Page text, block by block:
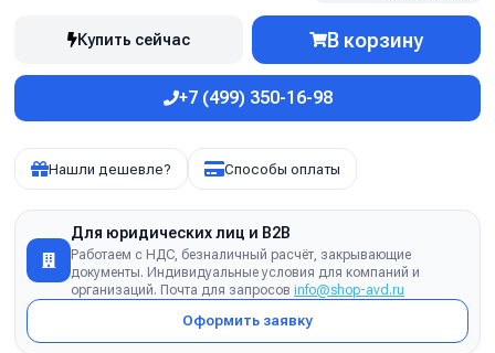
Купить сейчас В корзину
+7 (499) 350-16-98
Нашли дешевле? Способы оплаты
Для юридических лиц и B2B
Работаем с НДС, безналичный расчёт, закрывающие
документы. Индивидуальные условия для компаний и
организаций. Почта для запросов info@shop-avd.ru
Оформить заявку